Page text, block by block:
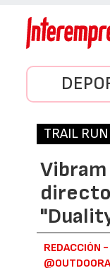
TRAIL
REDACCIÓN -